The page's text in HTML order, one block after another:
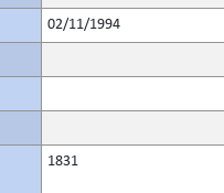
02/11/1994
1831